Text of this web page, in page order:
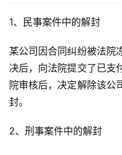
1、民事案件中的解封
某公司因合同纠纷被法院
决后，向法院提交了已支
院审核后，决定解除该公
封。
2、刑事案件中的解封